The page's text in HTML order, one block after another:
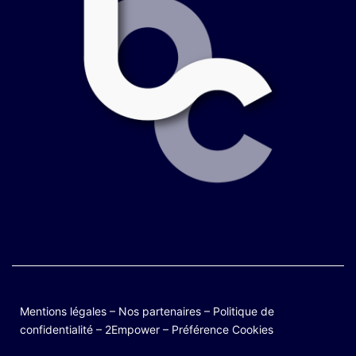
Mentions légales – Nos partenaires – Politique de
confidentialité – 2Empower – Préférence Cookies